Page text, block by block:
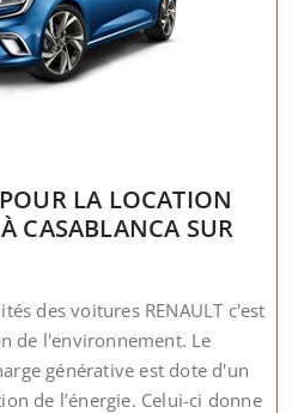
LA LOCATION
CASABLANCA SUR
des voitures RENAULT c'est
de l'environnement. Le
générative est dote d'un
de l’énergie. Celui-ci donne